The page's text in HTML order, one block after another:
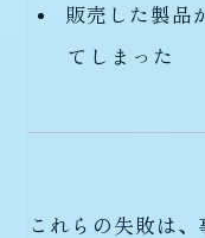
販売した製品
てしまった
これらの失敗は